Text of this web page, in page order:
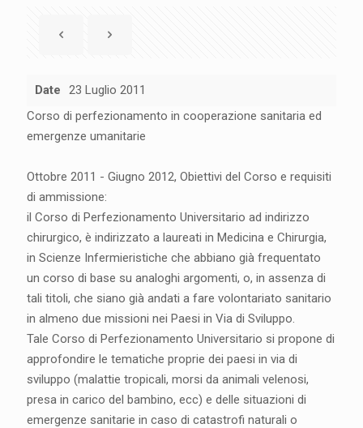
Date
23 Luglio 2011
Corso di perfezionamento in cooperazione sanitaria ed
emergenze umanitarie
Ottobre 2011 - Giugno 2012, Obiettivi del Corso e requisiti
di ammissione:
il Corso di Perfezionamento Universitario ad indirizzo
chirurgico, è indirizzato a laureati in Medicina e Chirurgia,
in Scienze Infermieristiche che abbiano già frequentato
un corso di base su analoghi argomenti, o, in assenza di
tali titoli, che siano già andati a fare volontariato sanitario
in almeno due missioni nei Paesi in Via di Sviluppo.
Tale Corso di Perfezionamento Universitario si propone di
approfondire le tematiche proprie dei paesi in via di
sviluppo (malattie tropicali, morsi da animali velenosi,
presa in carico del bambino, ecc) e delle situazioni di
emergenze sanitarie in caso di catastrofi naturali o